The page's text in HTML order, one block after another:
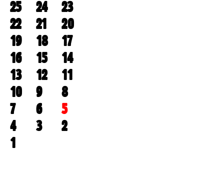
25
24
23
22
21
20
19
18
17
16
15
14
13
12
11
10
9
8
7
6
5
4
3
2
1